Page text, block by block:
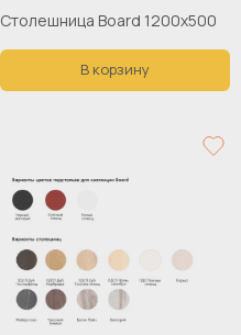
Столешница Board 1200x500
В корзину